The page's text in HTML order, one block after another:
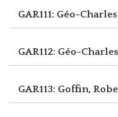
GAR111: Géo-Charles
GAR112: Géo-Charles
GAR113: Goffin,